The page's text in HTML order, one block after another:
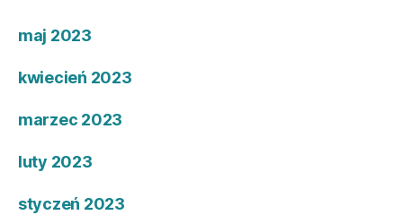
maj 2023
kwiecień 2023
marzec 2023
luty 2023
styczeń 2023